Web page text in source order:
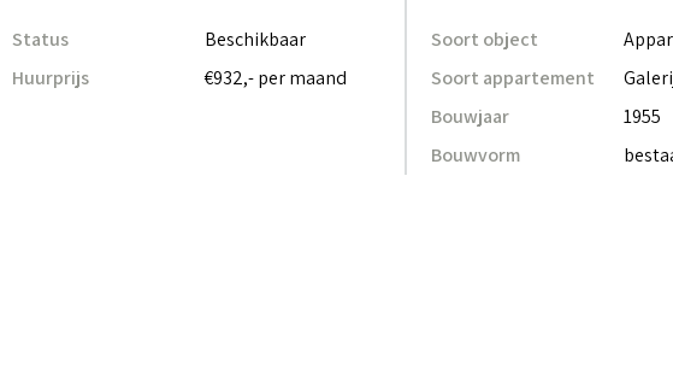
Praktische informatie
• Geschikt voor senioren vanaf 55 jaar: de appartementen
• Servicekosten: gas, water en elektraverbruik algemene
Status
Beschikbaar
Huurprijs
€932,- per maand
Soort object
Soort appartement
Bouwjaar
1955
Bouwvorm